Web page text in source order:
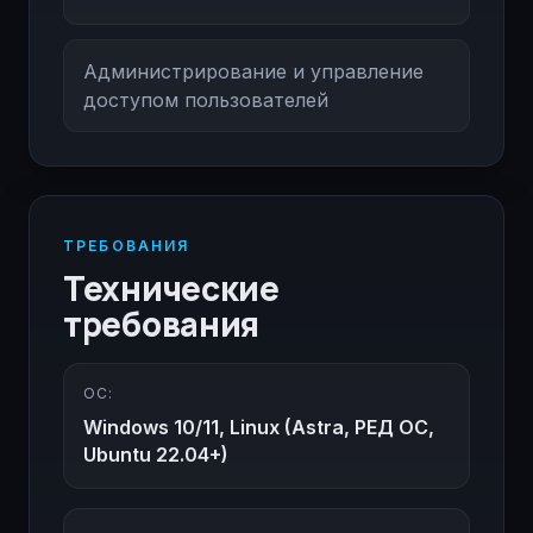
Администрирование и управление
доступом пользователей
ТРЕБОВАНИЯ
Технические
требования
ОС:
Windows 10/11, Linux (Astra, РЕД ОС,
Ubuntu 22.04+)